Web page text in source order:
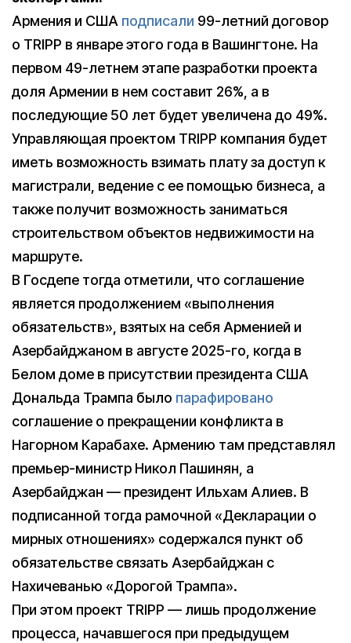
Армения и США подписали 99-летний договор
о TRIPP в январе этого года в Вашингтоне. На
первом 49-летнем этапе разработки проекта
доля Армении в нем составит 26%, а в
последующие 50 лет будет увеличена до 49%.
Управляющая проектом TRIPP компания будет
иметь возможность взимать плату за доступ к
магистрали, ведение с ее помощью бизнеса, а
также получит возможность заниматься
строительством объектов недвижимости на
маршруте.
В Госдепе тогда отметили, что соглашение
является продолжением «выполнения
обязательств», взятых на себя Арменией и
Азербайджаном в августе 2025-го, когда в
Белом доме в присутствии президента США
Дональда Трампа было парафировано
соглашение о прекращении конфликта в
Нагорном Карабахе. Армению там представлял
премьер-министр Никол Пашинян, а
Азербайджан — президент Ильхам Алиев. В
подписанной тогда рамочной «Декларации о
мирных отношениях» содержался пункт об
обязательстве связать Азербайджан с
Нахичеванью «Дорогой Трампа».
При этом проект TRIPP — лишь продолжение
процесса, начавшегося при предыдущем